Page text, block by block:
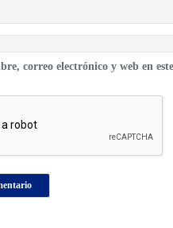
correo electrónico y web en